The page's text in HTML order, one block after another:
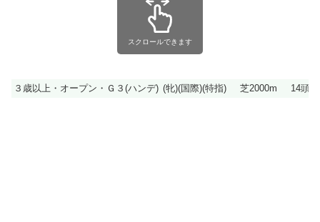
３歳以上・オープン・Ｇ３(ハンデ) (牝)(国際)(特指) 芝2000m 14頭立
スクロールできます